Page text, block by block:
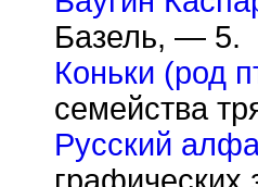
Базель, — 5.
Коньки (род
семейства
Русский